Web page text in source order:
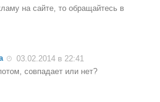
на сайте, то обращайтесь в
03.02.2014 в 22:41
совпадает или нет?